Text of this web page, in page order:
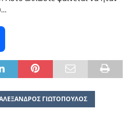
ΓΙΩΤΟΠΟΥΛΟΣ